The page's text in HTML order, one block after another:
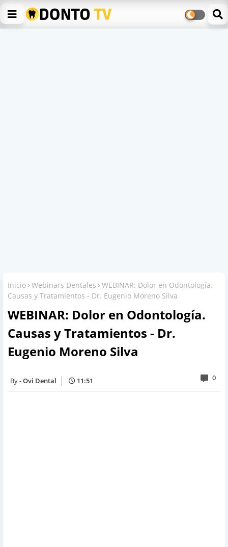
Inicio Webinars Dentales
WEBINAR: Dolor en Odontología.
Causas y Tratamientos - Dr. Eugenio Moreno Silva
WEBINAR: Dolor en Odontología.
Causas y Tratamientos - Dr.
Eugenio Moreno Silva
Ovi Dental 11:51 0